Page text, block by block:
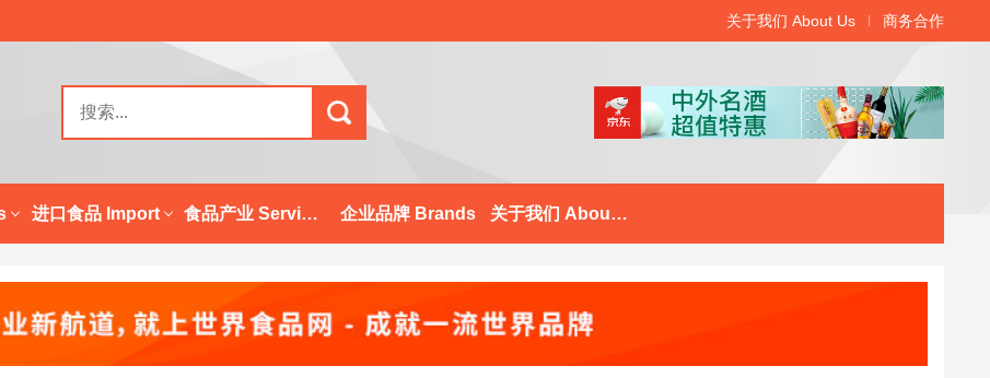
关于我们 About Us 商务合作
进口食品 Import 食品产业 Services 企业品牌 Brands 关于我们 About Us